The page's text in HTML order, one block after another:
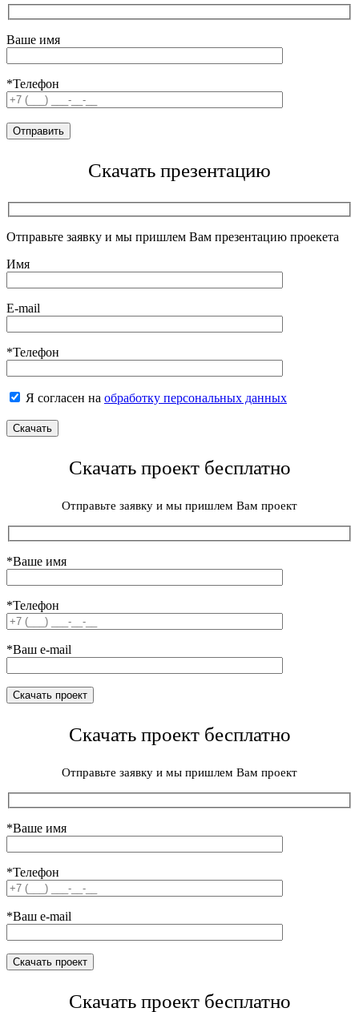
Ваше имя
*Телефон
Скачать презентацию
Отправьте заявку и мы пришлем Вам презентацию проекета
Имя
E-mail
*Телефон
Я согласен на обработку персональных данных
Скачать проект бесплатно
Отправьте заявку и мы пришлем Вам проект
*Ваше имя
*Телефон
*Ваш e-mail
Скачать проект бесплатно
Отправьте заявку и мы пришлем Вам проект
*Ваше имя
*Телефон
*Ваш e-mail
Скачать проект бесплатно